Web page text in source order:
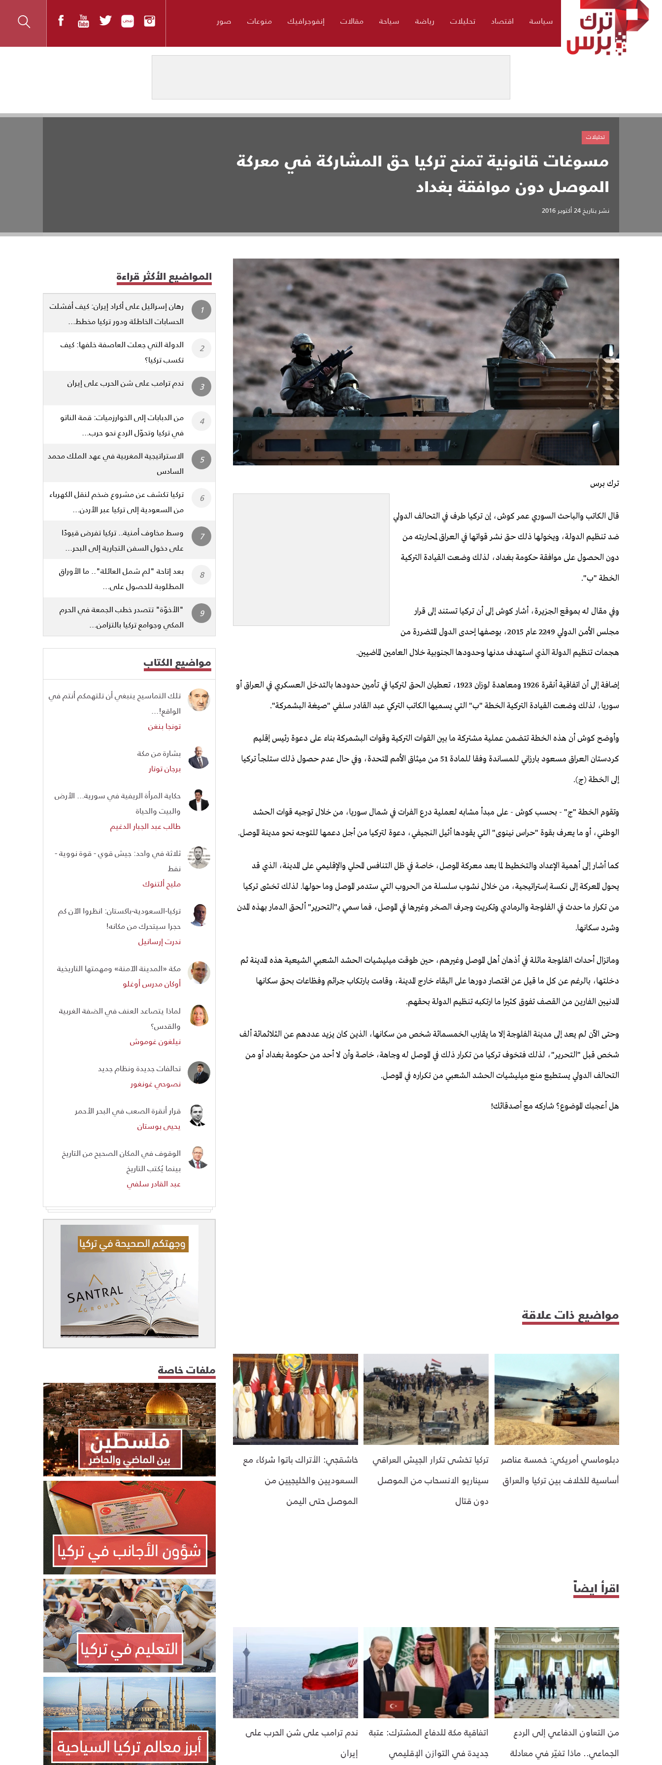
سياسة اقتصاد تحليلات رياضة سياحة مقالات إنفوجرافيك منوعات صور
مسوغات قانونية تمنح تركيا حق المشاركة في معركة
الموصل دون موافقة بغداد
نشر بتاريخ24 أكتوبر 2016
تحليلات
ترك برس
قال الكاتب والباحث السوري عمر كوش، إن تركيا طرف في التحالف الدولي
ضد تنظيم الدولة، ويخولها ذلك حق نشر قواتها في العراق لمحاربته من
دون الحصول على موافقة حكومة بغداد، لذلك وضعت القيادة التركية
الخطة "ب".
وفي مقال له بموقع الجزيرة، أشار كوش إلى أن تركيا تستند إلى قرار
مجلس الأمن الدولي 2249 عام 2015، بوصفها إحدى الدول المتضررة من
هجمات تنظيم الدولة الذي استهدف مدنها وحدودها الجنوبية خلال العامين الماضيين.
إضافة إلى أن اتفاقية أنقرة 1926 ومعاهدة لوزان 1923، تعطيان الحق لتركيا في تأمين حدودها بالتدخل العسكري في العراق أو
سوريا، لذلك وضعت القيادة التركية الخطة "ب" التي يسميها الكاتب التركي عبد القادر سلفي "صيغة البشمركة".
وأوضح كوش أن هذه الخطة تتضمن عملية مشتركة ما بين القوات التركية وقوات البشمركة بناء على دعوة رئيس إقليم
كردستان العراق مسعود بارزاني للمساندة وفقا للمادة 51 من ميثاق الأمم المتحدة، وفي حال عدم حصول ذلك ستلجأ تركيا
إلى الخطة (ج).
وتقوم الخطة "ج" - بحسب كوش - على مبدأ مشابه لعملية درع الفرات في شمال سوريا، من خلال توجيه قوات الحشد
الوطني، أو ما يعرف بقوة "حراس نينوى" التي يقودها أثيل النجيفي، دعوة لتركيا من أجل دعمها للتوجه نحو مدينة الموصل.
كما أشار إلى أهمية الإعداد والتخطيط لما بعد معركة الموصل، خاصة في ظل التنافس المحلي والإقليمي على المدينة، الذي قد
يحول المعركة إلى نكسة إستراتيجية، من خلال نشوب سلسلة من الحروب التي ستدمر الموصل وما حولها. لذلك تخشى تركيا
من تكرار ما حدث في الفلوجة والرمادي وتكريت وجرف الصخر وغيرها في الموصل، فما سمي بـ"التحرير" ألحق الدمار بهذه المدن
وشرد سكانها.
وماتزال أحداث الفلوجة ماثلة في أذهان أهل الموصل وغيرهم، حين طوقت ميليشيات الحشد الشعبي الشيعية هذه المدينة ثم
دخلتها، بالرغم عن كل ما قيل عن اقتصار دورها على البقاء خارج المدينة، وقامت بارتكاب جرائم وفظاعات بحق سكانها
المدنيين الفارين من القصف تفوق كثيرا ما ارتكبه تنظيم الدولة بحقهم.
وحتى الآن لم يعد إلى مدينة الفلوجة إلا ما يقارب الخمسمائة شخص من سكانها، الذين كان يزيد عددهم عن الثلاثمائة ألف
شخص قبل "التحرير"، لذلك فتخوف تركيا من تكرار ذلك في الموصل له وجاهة، خاصة وأن لا أحد من حكومة بغداد أو من
التحالف الدولي يستطيع منع ميليشيات الحشد الشعبي من تكراره في الموصل.
هل أعجبك الموضوع؟ شاركه مع أصدقائك!
مواضيع ذات علاقة
دبلوماسي أمريكي: خمسة عناصر
أساسية للخلاف بين تركيا والعراق
تركيا تخشى تكرار الجيش العراقي
سيناريو الانسحاب من الموصل
دون قتال
خاشقجي: الأتراك باتوا شركاء مع
السعوديين والخليجيين من
الموصل حتى اليمن
اقرأ ايضاً
من التعاون الدفاعي إلى الردع
الجماعي.. ماذا تغيّر في معادلة
اتفاقية مكة للدفاع المشترك: عتبة
جديدة في التوازن الإقليمي
ندم ترامب على شن الحرب على
إيران
المواضيع الأكثر قراءة
رهان إسرائيل على أكراد إيران: كيف أفشلت
الحسابات الخاطئة ودور تركيا مخطط...
الدولة التي جعلت العاصفة خلفها: كيف
تكسب تركيا؟
ندم ترامب على شن الحرب على إيران
من الدبابات إلى الخوارزميات: قمة الناتو
في تركيا وتحوّل الردع نحو حرب...
الاستراتيجية المغربية في عهد الملك محمد
السادس
تركيا تكشف عن مشروع ضخم لنقل الكهرباء
من السعودية إلى تركيا عبر الأردن...
وسط مخاوف أمنية.. تركيا تفرض قيودًا
على دخول السفن التجارية إلى البحر...
بعد إتاحة "لم شمل العائلة".. ما الأوراق
المطلوبة للحصول على...
"الأخوّة" تتصدر خطب الجمعة في الحرم
المكي وجوامع تركيا بالتزامن...
مواضيع الكتاب
تلك التماسيح ينبغي أن تلتهمكم أنتم في
الواقع!...
تونجا بنغن
بشارة من مكة
برجان توتار
حكاية المرأة الريفية في سورية... الأرض
والبيت والحياة
طالب عبد الجبار الدغيم
ثلاثة في واحد: جيش قوي - قوة نووية -
نفط
مليح ألتنوك
تركيا-السعودية-باكستان: انظروا الآن كم
حجرا سيتحرك من مكانه!
ندرت إرسانيل
مكة «المدينة الآمنة» ومهمتها التاريخية
أوكان مدرس أوغلو
لماذا يتصاعد العنف في الضفة الغربية
والقدس؟
نيلغون غوموش
تحالفات جديدة ونظام جديد
نصوحي غونغور
قرار أنقرة الصعب في البحر الأحمر
يحيى بوستان
الوقوف في المكان الصحيح من التاريخ
بينما يُكتب التاريخ
عبد القادر سلفي
ملفات خاصة